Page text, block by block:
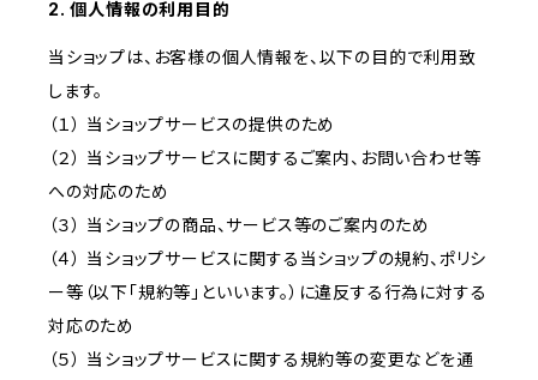
2. 個人情報の利用目的
当ショップは、お客様の個人情報を、以下の目的で利用致
します。
（１） 当ショップサービスの提供のため
（２） 当ショップサービスに関するご案内、お問い合わせ等
への対応のため
（３） 当ショップの商品、サービス等のご案内のため
（４） 当ショップサービスに関する当ショップの規約、ポリシ
ー等（以下「規約等」といいます。）に違反する行為に対する
対応のため
（５） 当ショップサービスに関する規約等の変更などを通